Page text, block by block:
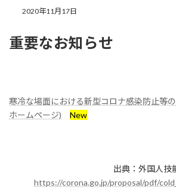
2020年11月17日
新
重要なお知らせ
寒冷な場面における新型コロナ感染防止等
ホームページ)
New
出典：外国人技
https://corona.go.jp/proposal/pdf/